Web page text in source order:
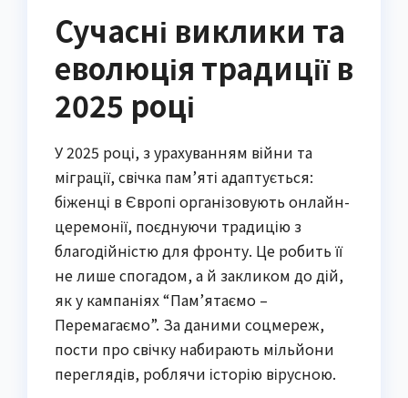
Сучасні виклики та
еволюція традиції в
2025 році
У 2025 році, з урахуванням війни та
міграції, свічка пам’яті адаптується:
біженці в Європі організовують онлайн-
церемонії, поєднуючи традицію з
благодійністю для фронту. Це робить її
не лише спогадом, а й закликом до дій,
як у кампаніях “Пам’ятаємо –
Перемагаємо”. За даними соцмереж,
пости про свічку набирають мільйони
переглядів, роблячи історію вірусною.